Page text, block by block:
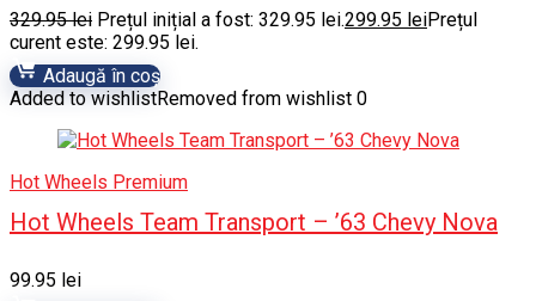
329.95lei Prețul inițial a fost: 329.95 lei.299.95 leiPrețul
curent este: 299.95 lei.
Adaugă în coș
Added to wishlistRemoved from wishlist 0
Hot Wheels Premium
Hot Wheels Team Transport – ’63 Chevy Nova
99.95 lei